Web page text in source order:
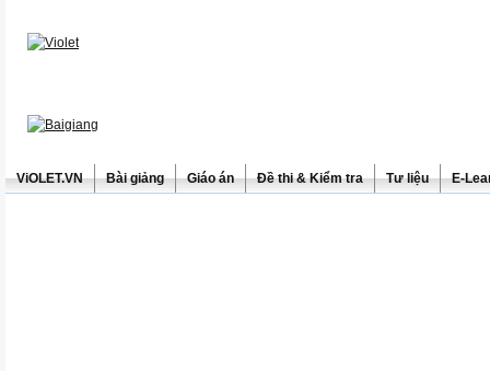
ViOLET.VN Bài giảng Giáo án Đề thi & Kiểm tra Tư liệu E-